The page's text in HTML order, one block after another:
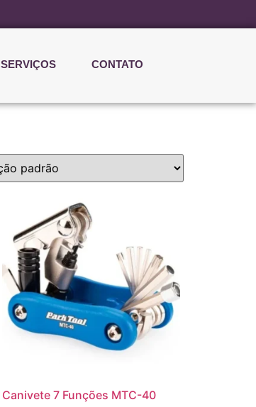
SERVIÇOS CONTATO
Canivete 7 Funções MTC-40